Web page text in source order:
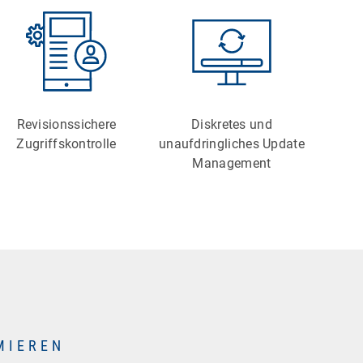
Revisionssichere
Zugriffskontrolle
Diskretes und
unaufdringliches Update
Management